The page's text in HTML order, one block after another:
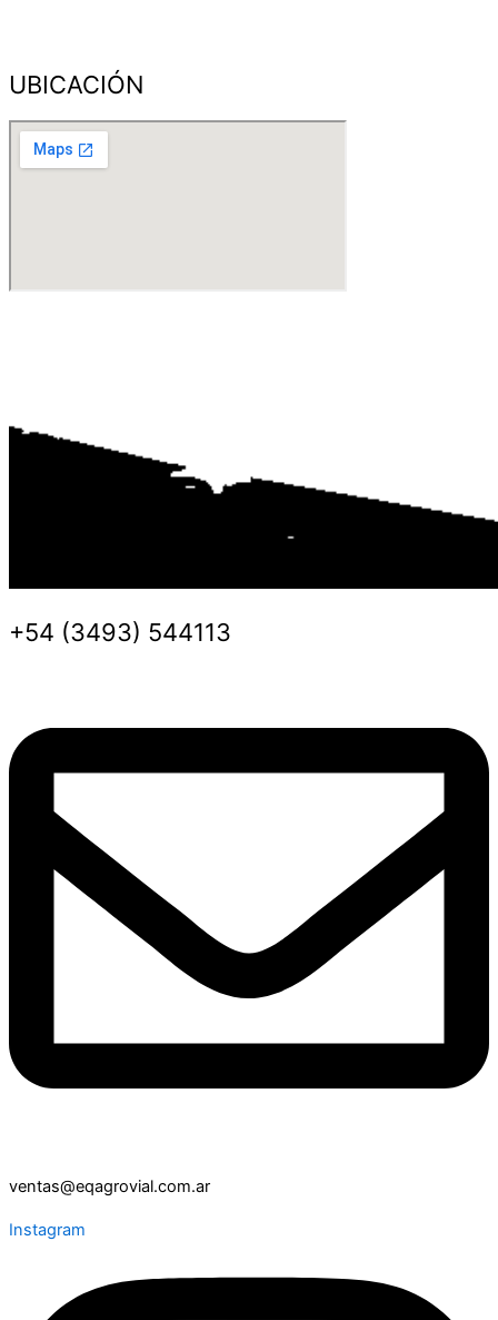
UBICACIÓN
+54 (3493) 544113
ventas@eqagrovial.com.ar
Instagram